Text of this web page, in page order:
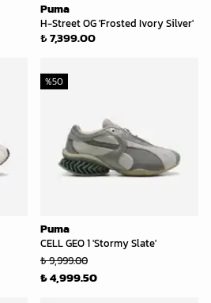
Puma
H-Street OG 'Frosted Ivory Silver'
₺ 7,399.00
Puma
CELL GEO 1 'Stormy Slate'
%50
₺ 9,999.00
₺ 4,999.50